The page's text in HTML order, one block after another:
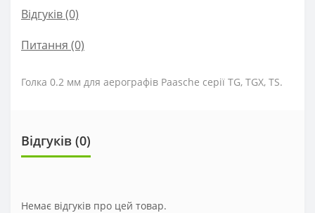
Відгуків (0)
Питання (0)
Голка 0.2 мм для аерографів Paasche серії TG, TGX, TS.
Відгуків (0)
Немає відгуків про цей товар.